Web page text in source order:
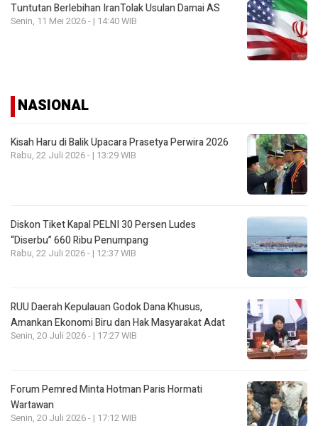
Tuntutan Berlebihan IranTolak Usulan Damai AS
Senin, 11 Mei 2026 - | 14:40 WIB
NASIONAL
Kisah Haru di Balik Upacara Prasetya Perwira 2026
Rabu, 22 Juli 2026 - | 13:29 WIB
Diskon Tiket Kapal PELNI 30 Persen Ludes
“Diserbu” 660 Ribu Penumpang
Rabu, 22 Juli 2026 - | 12:37 WIB
RUU Daerah Kepulauan Godok Dana Khusus,
Amankan Ekonomi Biru dan Hak Masyarakat Adat
Senin, 20 Juli 2026 - | 17:27 WIB
Forum Pemred Minta Hotman Paris Hormati
Wartawan
Senin, 20 Juli 2026 - | 17:12 WIB